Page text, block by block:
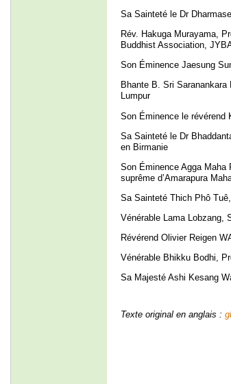
Sa Sainteté le Dr
Rév. Hakuga Murayama,
Buddhist Association,
Son Éminence Jaesung
Bhante B. Sri
Lumpur
Son Éminence le révérend
Sa Sainteté le Dr
en Birmanie
Son Éminence Agga Maha
suprême d’Amarapura
Sa Sainteté Thich Phô
Vénérable Lama Lobzang,
Révérend Olivier Reigen
Vénérable Bhikku Bodhi,
Sa Majesté Ashi Kesang
Texte original en anglais :